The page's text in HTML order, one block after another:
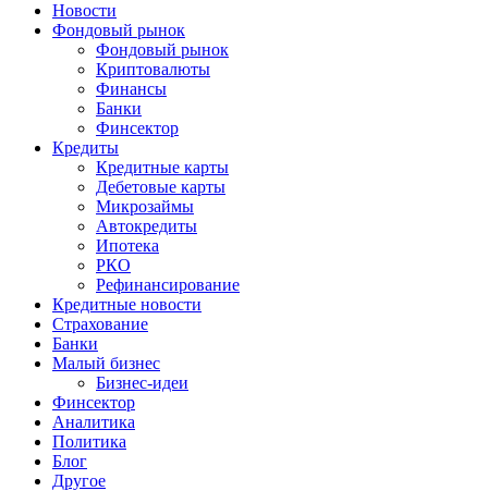
Новости
Фондовый рынок
Фондовый рынок
Криптовалюты
Финансы
Банки
Финсектор
Кредиты
Кредитные карты
Дебетовые карты
Микрозаймы
Автокредиты
Ипотека
РКО
Рефинансирование
Кредитные новости
Страхование
Банки
Малый бизнес
Бизнес-идеи
Финсектор
Аналитика
Политика
Блог
Другое